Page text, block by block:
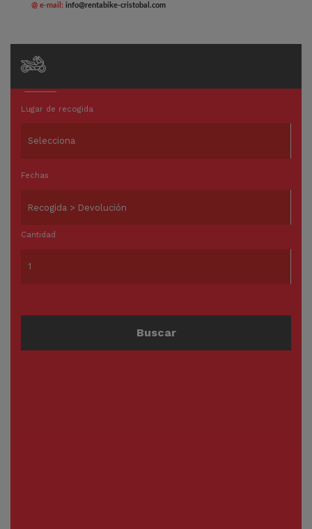
@ e-mail: info@rentabike-cristobal.com
Lugar de recogida
Fechas
Cantidad
Buscar